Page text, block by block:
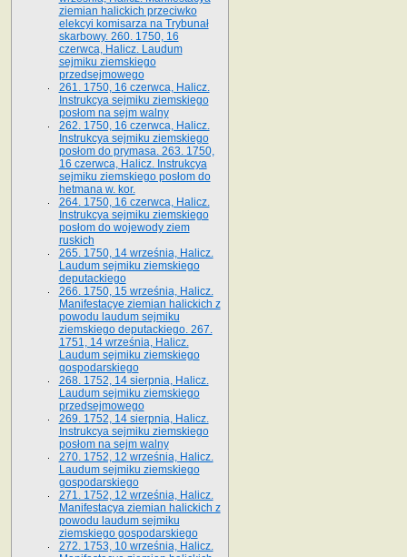
ziemian halickich przeciwko
elekcyi komisarza na Trybunał
skarbowy. 260. 1750, 16
czerwca, Halicz. Laudum
sejmiku ziemskiego
przedsejmowego
261. 1750, 16 czerwca, Halicz.
Instrukcya sejmiku ziemskiego
posłom na sejm walny
262. 1750, 16 czerwca, Halicz.
Instrukcya sejmiku ziemskiego
posłom do prymasa. 263. 1750,
16 czerwca, Halicz. Instrukcya
sejmiku ziemskiego posłom do
hetmana w. kor.
264. 1750, 16 czerwca, Halicz.
Instrukcya sejmiku ziemskiego
posłom do wojewody ziem
ruskich
265. 1750, 14 września, Halicz.
Laudum sejmiku ziemskiego
deputackiego
266. 1750, 15 września, Halicz.
Manifestacye ziemian halickich z
powodu laudum sejmiku
ziemskiego deputackiego. 267.
1751, 14 września, Halicz.
Laudum sejmiku ziemskiego
gospodarskiego
268. 1752, 14 sierpnia, Halicz.
Laudum sejmiku ziemskiego
przedsejmowego
269. 1752, 14 sierpnia, Halicz.
Instrukcya sejmiku ziemskiego
posłom na sejm walny
270. 1752, 12 września, Halicz.
Laudum sejmiku ziemskiego
gospodarskiego
271. 1752, 12 września, Halicz.
Manifestacya ziemian halickich z
powodu laudum sejmiku
ziemskiego gospodarskiego
272. 1753, 10 września, Halicz.